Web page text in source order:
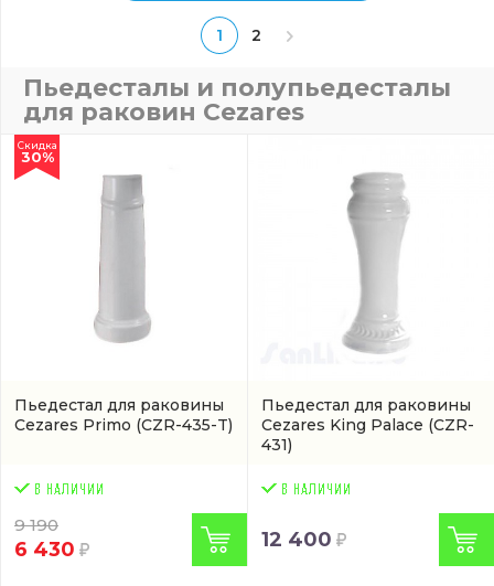
1 2
Пьедесталы и полупьедесталы
для раковин Cezares
Пьедестал для раковины
Cezares Primo (CZR-435-T)
Скидка
30%
9 190
6 430
Пьедестал для раковины
Cezares King Palace (CZR-
431)
12 400